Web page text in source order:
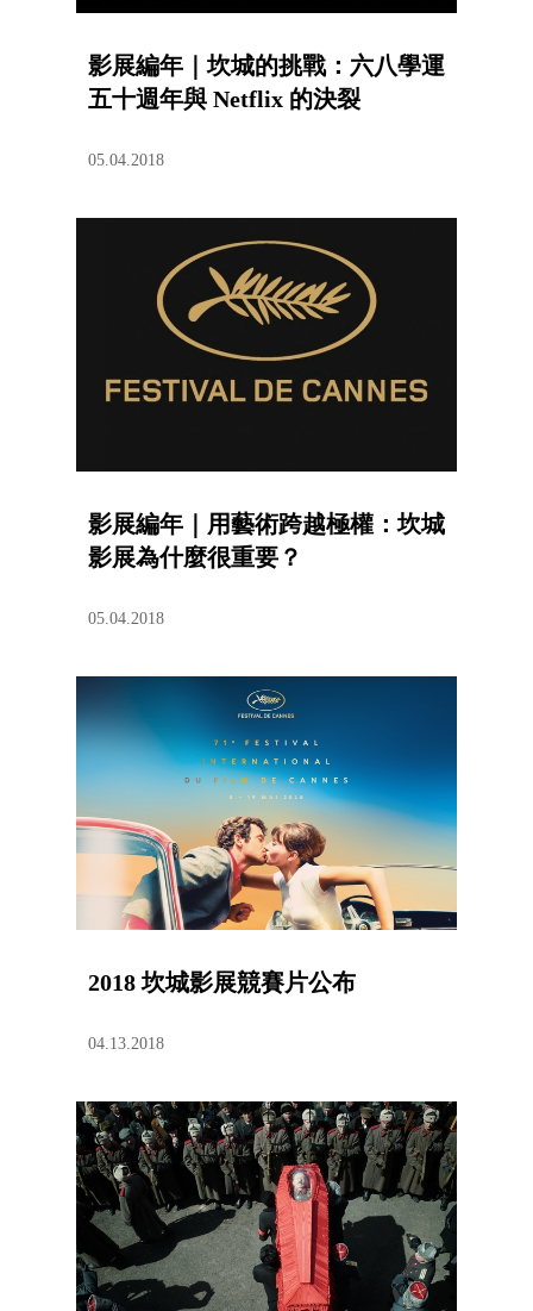
影展編年｜坎城的挑戰：六八學運
五十週年與 Netflix 的決裂
05.04.2018
影展編年｜用藝術跨越極權：坎城
影展為什麼很重要？
05.04.2018
2018 坎城影展競賽片公布
04.13.2018